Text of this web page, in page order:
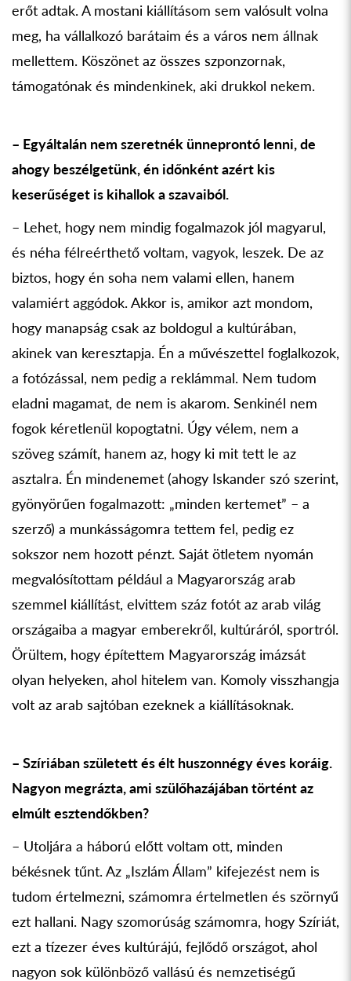
erőt adtak. A mostani kiállításom sem valósult volna
meg, ha vállalkozó barátaim és a város nem állnak
mellettem. Köszönet az összes szponzornak,
támogatónak és mindenkinek, aki drukkol nekem.
– Egyáltalán nem szeretnék ünneprontó lenni, de
ahogy beszélgetünk, én időnként azért kis
keserűséget is kihallok a szavaiból.
– Lehet, hogy nem mindig fogalmazok jól magyarul,
és néha félreérthető voltam, vagyok, leszek. De az
biztos, hogy én soha nem valami ellen, hanem
valamiért aggódok. Akkor is, amikor azt mondom,
hogy manapság csak az boldogul a kultúrában,
akinek van keresztapja. Én a művészettel foglalkozok,
a fotózással, nem pedig a reklámmal. Nem tudom
eladni magamat, de nem is akarom. Senkinél nem
fogok kéretlenül kopogtatni. Úgy vélem, nem a
szöveg számít, hanem az, hogy ki mit tett le az
asztalra. Én mindenemet (ahogy Iskander szó szerint,
gyönyörűen fogalmazott: „minden kertemet” – a
szerző) a munkásságomra tettem fel, pedig ez
sokszor nem hozott pénzt. Saját ötletem nyomán
megvalósítottam például a Magyarország arab
szemmel kiállítást, elvittem száz fotót az arab világ
országaiba a magyar emberekről, kultúráról, sportról.
Örültem, hogy építettem Magyarország imázsát
olyan helyeken, ahol hitelem van. Komoly visszhangja
volt az arab sajtóban ezeknek a kiállításoknak.
– Szíriában született és élt huszonnégy éves koráig.
Nagyon megrázta, ami szülőhazájában történt az
elmúlt esztendőkben?
– Utoljára a háború előtt voltam ott, minden
békésnek tűnt. Az „Iszlám Állam” kifejezést nem is
tudom értelmezni, számomra értelmetlen és szörnyű
ezt hallani. Nagy szomorúság számomra, hogy Szíriát,
ezt a tízezer éves kultúrájú, fejlődő országot, ahol
nagyon sok különböző vallású és nemzetiségű